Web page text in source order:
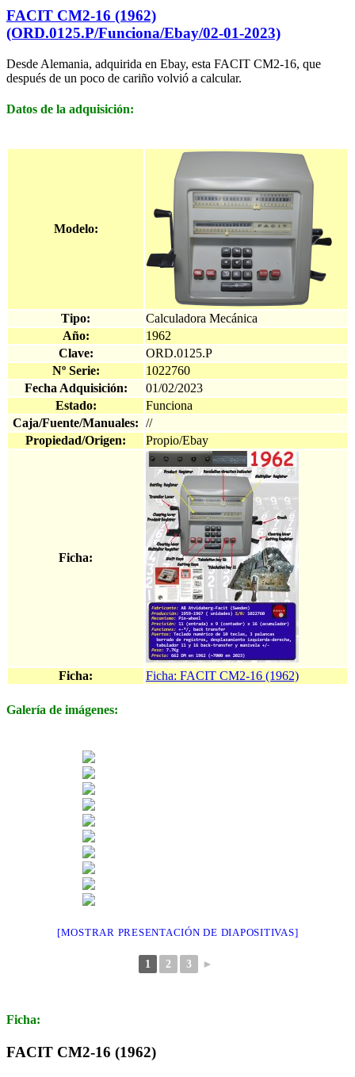
FACIT CM2-16 (1962)
(ORD.0125.P/Funciona/Ebay/02-01-2023)
Desde Alemania, adquirida en Ebay, esta FACIT CM2-16, que
después de un poco de cariño volvió a calcular.
Datos de la adquisición:
Modelo:
Tipo:
Calculadora Mecánica
Año:
1962
Clave:
ORD.0125.P
Nº Serie:
1022760
Fecha Adquisición:
01/02/2023
Estado:
Funciona
Caja/Fuente/Manuales: //
Propiedad/Origen:
Propio/Ebay
Ficha:
Ficha: Ficha: FACIT CM2-16 (1962)
Galería de imágenes:
[MOSTRAR PRESENTACIÓN DE DIAPOSITIVAS]
1 2 3 ►
Ficha:
FACIT CM2-16 (1962)